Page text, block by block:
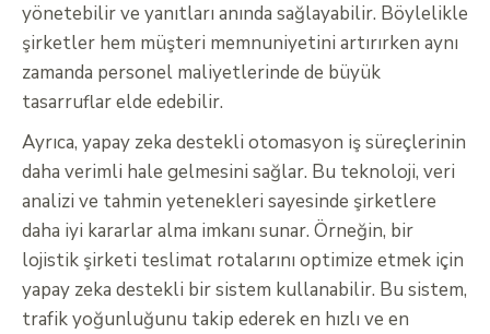
yönetebilir ve yanıtları anında sağlayabilir. Böylelikle
şirketler hem müşteri memnuniyetini artırırken aynı
zamanda personel maliyetlerinde de büyük
tasarruflar elde edebilir.
Ayrıca, yapay zeka destekli otomasyon iş süreçlerinin
daha verimli hale gelmesini sağlar. Bu teknoloji, veri
analizi ve tahmin yetenekleri sayesinde şirketlere
daha iyi kararlar alma imkanı sunar. Örneğin, bir
lojistik şirketi teslimat rotalarını optimize etmek için
yapay zeka destekli bir sistem kullanabilir. Bu sistem,
trafik yoğunluğunu takip ederek en hızlı ve en